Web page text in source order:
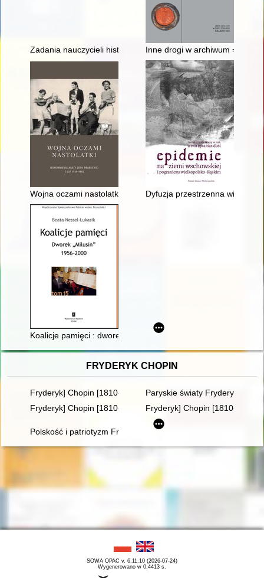
Zadania nauczycieli historii i wiedzy o społeczeństwie w
Inne drogi w archiwum = Other
Wojna oczami nastolatki : wspomnienia Agaty Zofii Prabuckiej
Dyfuzja przestrzenna wirusa
Koalicje pamięci : dworek "Milusin" 1956-2000
FRYDERYK CHOPIN
Fryderyk] Chopin [1810-1849]. Życie i droga twórcza
Paryskie światy Fryderyka
Fryderyk] Chopin [1810-1849]
Fryderyk] Chopin [1810-1849].
Polskość i patriotyzm Fryderyka Chopina
SOWA OPAC v. 6.11.10 (2026-07-24)
Wygenerowano w 0,4413 s.